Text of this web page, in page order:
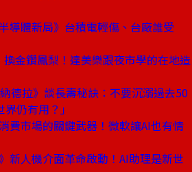
導體新局》台積電輕傷、台廠誰受
金鑽鳳梨！達美樂跟夜市學的在地造
德拉》談長壽秘訣：不要沉溺過去50
仍有用？」
費市場的關鍵武器！微軟讓AI也有情
新人機介面革命啟動！AI助理是新世